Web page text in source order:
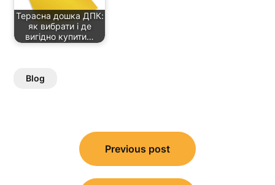
Терасна дошка ДПК:
як вибрати і де
вигідно купити…
Blog
navigation
Previous post